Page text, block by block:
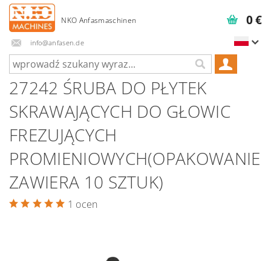
info@anfasen.de
0 €
27242 ŚRUBA DO PŁYTEK
SKRAWAJĄCYCH DO GŁOWIC
FREZUJĄCYCH
PROMIENIOWYCH(OPAKOWANIE
ZAWIERA 10 SZTUK)
1 ocen